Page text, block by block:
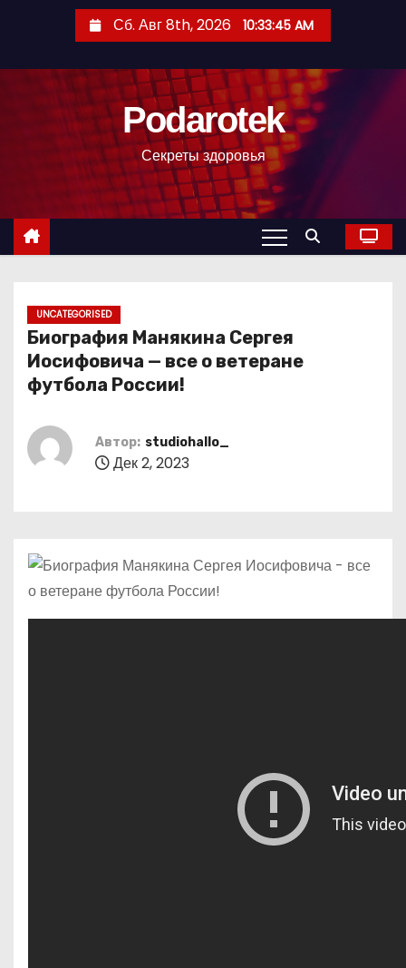
с
Сб. Авг 8th, 2026 10:33:46 AM
Podarotek
Секреты здоровья
UNCATEGORISED
Биография Манякина Сергея
Иосифовича — все о ветеране
футбола России!
Автор: studiohallo_
Дек 2, 2023